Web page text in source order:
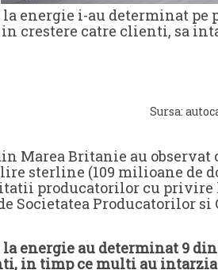
energie i-au determinat pe
crestere catre clienti, sa
Sursa:
Marea Britanie au
sterline (109 milioane de
producatorilor cu privire
Societatea Producatorilor
energie au determinat 9
in timp ce multi au